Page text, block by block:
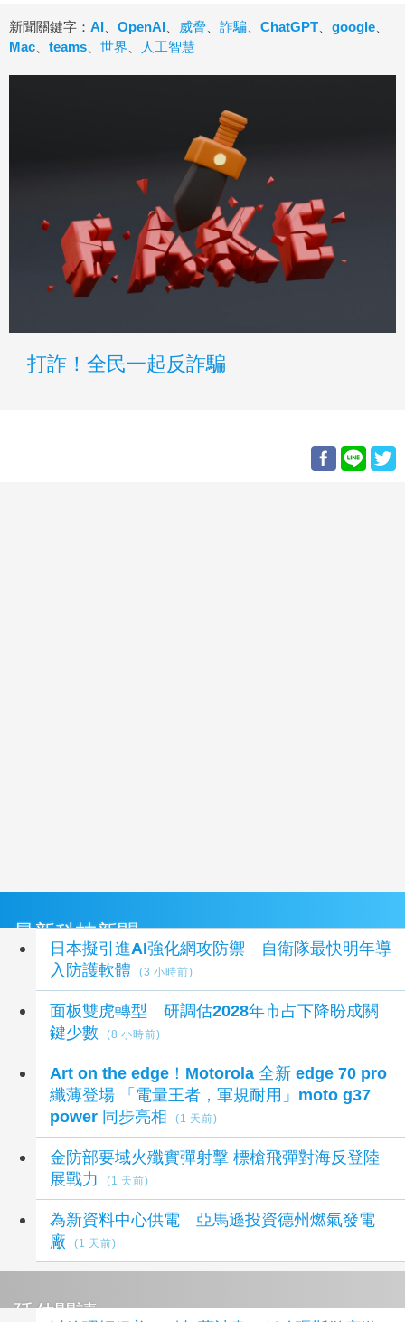
新聞關鍵字： AI OpenAI 威脅 詐騙 ChatGPT google
Mac
teams 世界 人工智慧
打詐！全民一起反詐騙
最新科技新聞
日本擬引進AI強化網攻防禦 自衛隊最快明年導
入防護軟體
(3 小時前)
面板雙虎轉型 研調估2028年市占下降盼成關
鍵少數
(8 小時前)
Art on the edge！Motorola 全新 edge 70 pro
纖薄登場 「電量王者，軍規耐用」moto g37
power 同步亮相
(1 天前)
金防部要域火殲實彈射擊 標槍飛彈對海反登陸
展戰力
(1 天前)
為新資料中心供電 亞馬遜投資德州燃氣發電
廠
(1 天前)
延伸閱讀